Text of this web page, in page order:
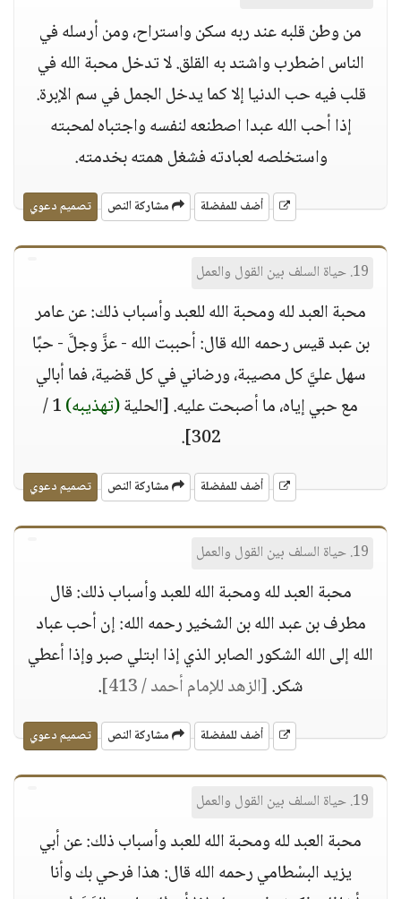
من وطن قلبه عند ربه سكن واستراح، ومن أرسله في
الناس اضطرب واشتد به القلق‏.‏ لا تدخل محبة الله في
قلب فيه حب الدنيا إلا كما يدخل الجمل في سم الإبرة‏.‏
إذا أحب الله عبدا اصطنعه لنفسه واجتباه لمحبته
واستخلصه لعبادته فشغل همته بخدمته‏.‏
أضف للمفضلة مشاركة النص تصميم دعوي
19. حياة السلف بين القول والعمل
محبة العبد لله ومحبة الله للعبد وأسباب ذلك: عن عامر
بن عبد قيس رحمه الله قال: أحببت الله - عزَّ وجلَّ - حبًا
سهل عليَّ كل مصيبة، ورضاني في كل قضية، فما أبالي
مع حبي إياه، ما أصبحت عليه. [الحلية(تهذيبه) 1 /
302].
أضف للمفضلة مشاركة النص تصميم دعوي
19. حياة السلف بين القول والعمل
محبة العبد لله ومحبة الله للعبد وأسباب ذلك: قال
مطرف بن عبد الله بن الشخير رحمه الله: إن أحب عباد
الله إلى الله الشكور الصابر الذي إذا ابتلي صبر وإذا أعطي
شكر.[الزهد للإمام أحمد / 413] .
أضف للمفضلة مشاركة النص تصميم دعوي
19. حياة السلف بين القول والعمل
محبة العبد لله ومحبة الله للعبد وأسباب ذلك: عن أبي
يزيد البسْطامي رحمه الله قال: هذا فرحي بك وأنا